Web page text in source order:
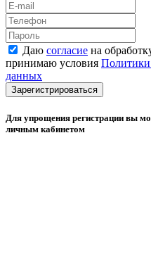
Даю согласие на
принимаю условия Политики
данных
Зарегистрироваться
Для упрощения регистрации вы
личным кабинетом